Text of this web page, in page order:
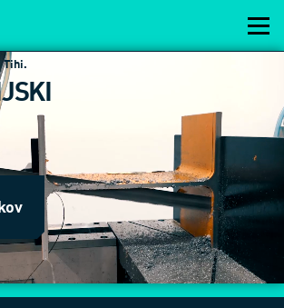
Tihi.